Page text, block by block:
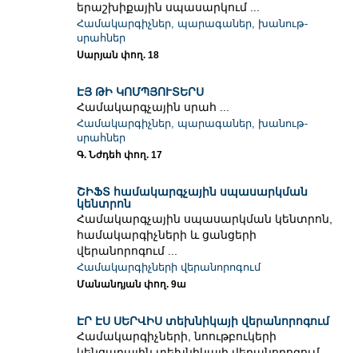
երաշխիքային սպասարկում ...
Համակարգիչներ, պարագաներ, խանութ-
սրահներ
Սարյան փող. 18
ԷՅ ԹԻ ԿՈՄՊՅՈՒՏԵՐՍ
Համակարգչային սրահ ...
Համակարգիչներ, պարագաներ, խանութ-
սրահներ
Գ. Նժդեհ փող. 17
ՇԻՖՏ համակարգչային սպասարկման
կենտրոն
Համակարգչային սպասարկման կենտրոն,
համակարգիչների և ցանցերի
վերանորոգում ...
Համակարգիչների վերանորոգում
Մանանդյան փող. 9ա
ԷՐ ԷՍ ՍԵՐՎԻՍ տեխնիկայի վերանորոգում
Համակարգիչների, նոութբուկերի